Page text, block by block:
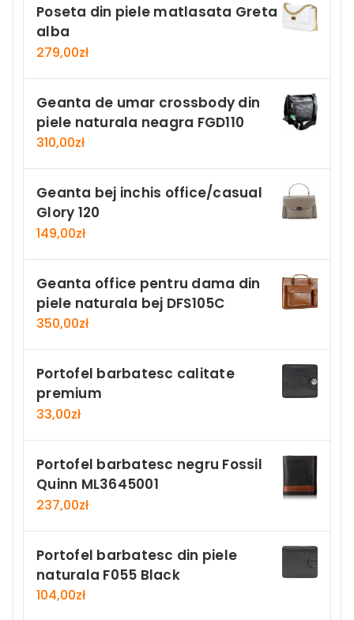
Poseta din piele matlasata Greta
alba
279,00zł
Geanta de umar crossbody din
piele naturala neagra FGD110
310,00zł
Geanta bej inchis office/casual
Glory 120
149,00zł
Geanta office pentru dama din
piele naturala bej DFS105C
350,00zł
Portofel barbatesc calitate
premium
33,00zł
Portofel barbatesc negru Fossil
Quinn ML3645001
237,00zł
Portofel barbatesc din piele
naturala F055 Black
104,00zł